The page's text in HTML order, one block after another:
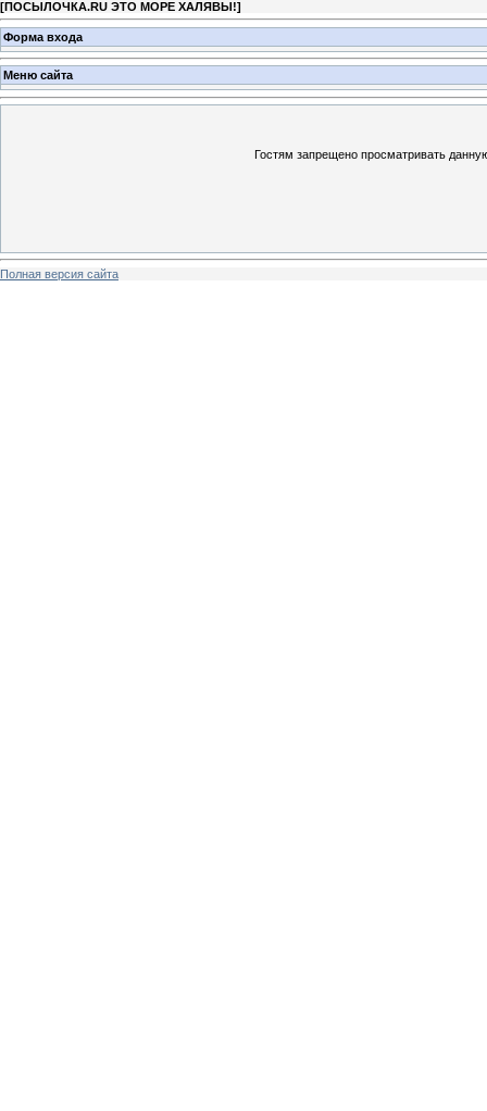
[ПОСЫЛОЧКА.RU ЭТО МОРЕ ХАЛЯВЫ!]
Форма входа
Меню сайта
Гостям запрещено просматривать
Полная версия сайта